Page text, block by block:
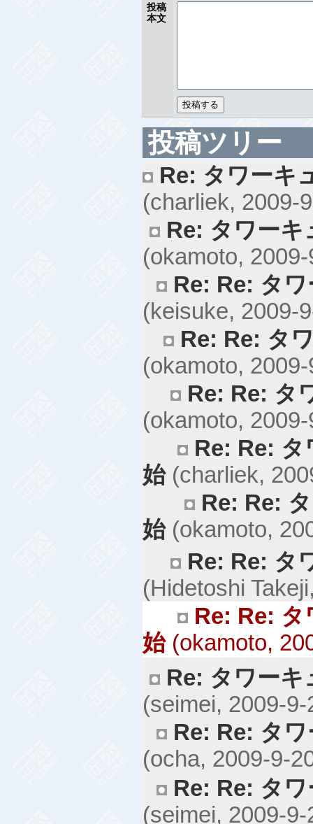
投稿
本文
投稿ツリー
Re: タワーキ
(charliek, 2009-
Re: タワーキ
(okamoto,
Re: Re: タ
(keisuke, 2009-
Re: Re: タ
(okamoto,
Re: Re: タ
(okamoto,
Re: Re: タ
始(charliek,
Re: Re:
始(okamoto,
Re: Re: タ
(Hidetoshi
Re: Re: タ
始(okamoto,
Re: タワーキ
(seimei, 2009-
Re: Re: タ
(ocha, 2009-9-
Re: Re: タ
(seimei, 2009-